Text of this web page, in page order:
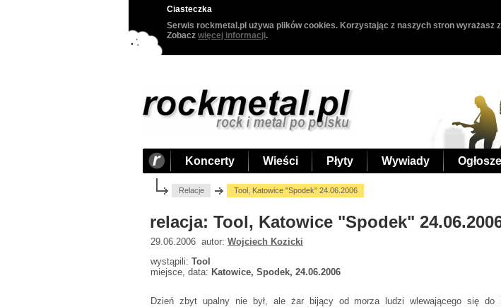
Ciasteczka
Serwis rockmetal.pl używa plików cookies. Korzystając z naszych stron wyrażasz
Zobacz więcej informacji.
Koncerty Wieści Płyty Wywiady
Relacje Tool, Katowice "Spodek" 24.06.2006
relacja: Tool, Katowice "Spodek"
29.06.2006 autor: Wojciech Kozicki
wystąpili: Tool
miejsce, data: Katowice, Spodek, 24.06.2006
Dzień zbyt upalny nie był, ale żar bijący od morza ludzi wlewającego się do